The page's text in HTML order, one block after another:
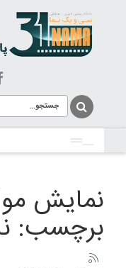
نمایش
برچسب: